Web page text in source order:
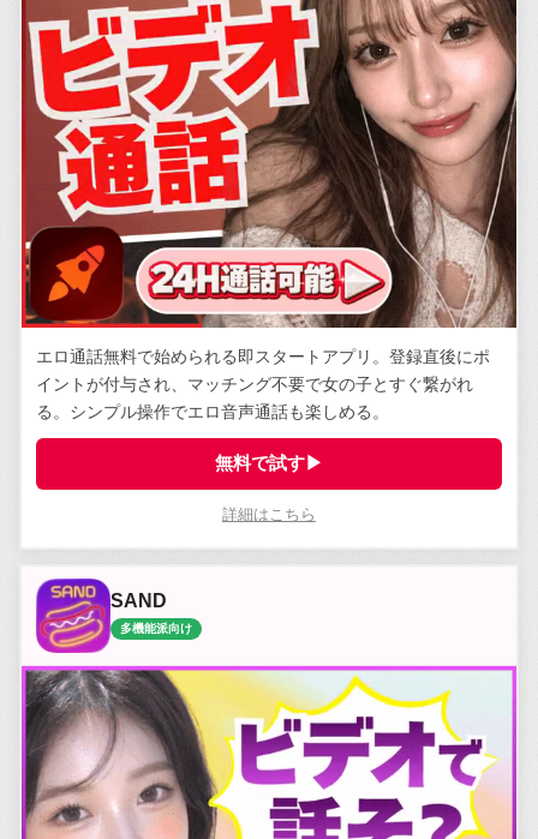
エロ通話無料で始められる即スタートアプリ。登録直後にポ
イントが付与され、マッチング不要で女の子とすぐ繋がれ
る。シンプル操作でエロ音声通話も楽しめる。
無料で試す▶
詳細はこちら
SAND
多機能派向け